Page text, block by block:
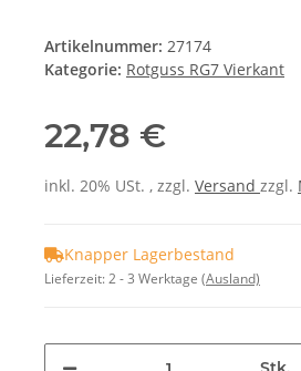
Artikelnummer: 27174
Kategorie: Rotguss RG7 Vierkant
22,78 €
inkl. 20% USt. , zzgl. Versand zzgl.
Knapper Lagerbestand
Lieferzeit:2 - 3 Werktage (Ausland)